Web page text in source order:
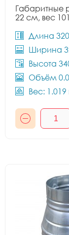
Габаритные
22 см, вес
Длина
Ширина
Высота
Объём
Вес: 1.019